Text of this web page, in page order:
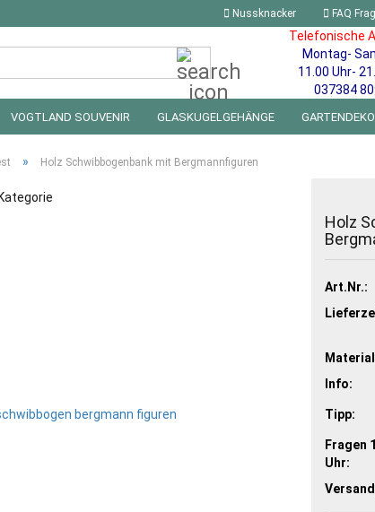
Nussknacker FAQ
Telefonische
Montag-
11.00 Uhr-
037384
VOGTLAND SOUVENIR GLASKUGELGEHÄNGE GARTENDEKO
» Holz Schwibbogenbank mit Bergmannfiguren
Holz
Art.Nr.:
Info:
Tipp:
Fragen
Uhr: